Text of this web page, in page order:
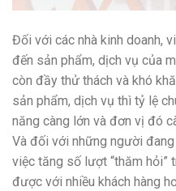
Đối với các nhà kinh doanh,
đến sản phẩm, dịch vụ của
còn đầy thử thách và khó
sản phẩm, dịch vụ thì tỷ lệ
năng càng lớn và đơn vị đó
Và đối với những người
việc tăng số lượt “thăm hỏi”
được với nhiều khách hàng